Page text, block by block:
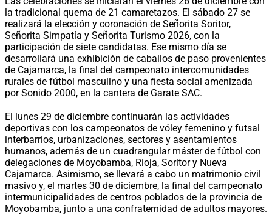
la tradicional quema de 21 camaretazos. El sábado 27 se
realizará la elección y coronación de Señorita Soritor,
Señorita Simpatía y Señorita Turismo 2026, con la
participación de siete candidatas. Ese mismo día se
desarrollará una exhibición de caballos de paso provenientes
de Cajamarca, la final del campeonato intercomunidades
rurales de fútbol masculino y una fiesta social amenizada
por Sonido 2000, en la cantera de Garate SAC.
El lunes 29 de diciembre continuarán las actividades
deportivas con los campeonatos de vóley femenino y futsal
interbarrios, urbanizaciones, sectores y asentamientos
humanos, además de un cuadrangular máster de fútbol con
delegaciones de Moyobamba, Rioja, Soritor y Nueva
Cajamarca. Asimismo, se llevará a cabo un matrimonio civil
masivo y, el martes 30 de diciembre, la final del campeonato
intermunicipalidades de centros poblados de la provincia de
Moyobamba, junto a una confraternidad de adultos mayores.